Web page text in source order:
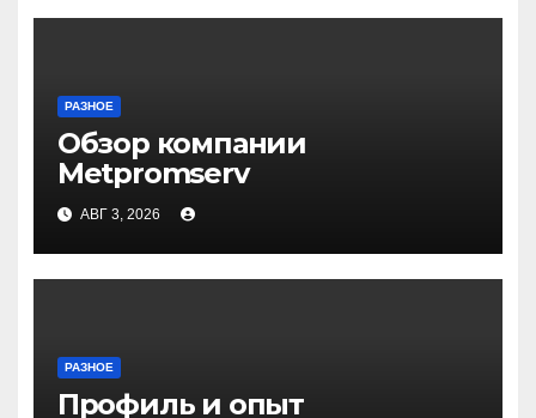
РАЗНОЕ
Обзор компании
Metpromserv
АВГ 3, 2026
РАЗНОЕ
Профиль и опыт